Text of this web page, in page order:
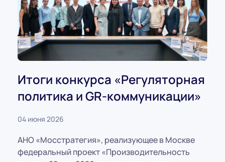
Итоги конкурса «Регуляторная
политика и GR-коммуникации»
04 июня 2026
АНО «Мосстратегия», реализующее в Москве
федеральный проект «Производительность